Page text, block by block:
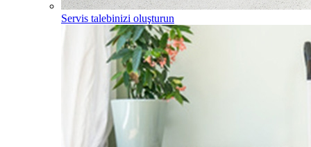
Servis talebinizi oluşturun